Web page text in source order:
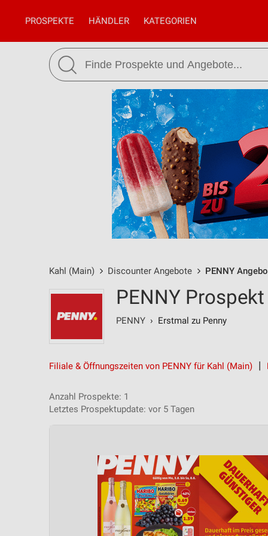
PROSPEKTE HÄNDLER KATEGORIEN
Kahl (Main) Discounter Angebote PENNY
PENNY
PENNY › Erstmal zu Penny
Filiale & Öffnungszeiten von PENNY für Kahl (Main)
Anzahl Prospekte: 1
Letztes Prospektupdate: vor 5 Tagen